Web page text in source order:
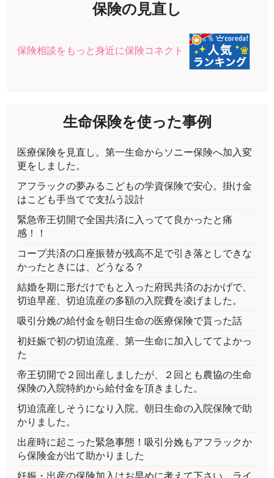
保険の見直し
保険相談をもっと身近に保険コネクト
生命保険を使った事例
医療保険を見直し。第一生命からソニー保険へ加入変
更をしました。
アフラックの夢みるこどもの学資保険で安心。掛け金
はこども手当てで支払う設計
緊急帝王切開で全国共済に入ってて良かったと痛
感！！
コープ共済の口座振替が残高不足で引き落としできな
かったときには、どうなる？
結婚を期に形だけでもと入った府民共済のおかげで、
切迫早産、切迫流産の多額の入院費を凌げました。
吸引分娩の給付金を朝日生命の医療保険で貰った話
初妊娠で初の切迫流産、第一生命に加入しててよかっ
た
帝王切開で２回出産しましたが、２回とも農協の生命
保険の入院特約から給付金を頂きました。
切迫流産しそうになり入院。朝日生命の入院保険で助
かりました。
出産時に起こった緊急事態！吸引分娩もアフラックか
ら保険金が出て助かりました